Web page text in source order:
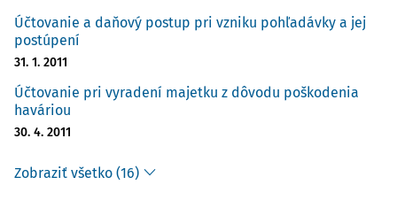
Účtovanie a daňový postup pri vzniku pohľadávky a jej
postúpení
31. 1. 2011
Účtovanie pri vyradení majetku z dôvodu poškodenia
haváriou
30. 4. 2011
Zobraziť všetko (16)